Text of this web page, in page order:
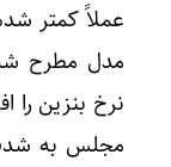
عملاً کمتر
مدل مطرح
نرخ بنزین را
مجلس به